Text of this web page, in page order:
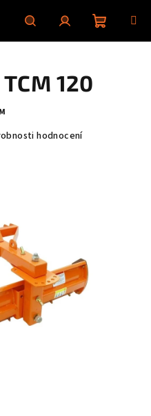
HledatPřihlášeníNákupní
120
hodnocení